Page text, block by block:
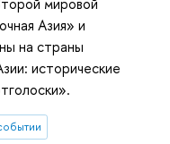
Азия» и
на страны
исторические